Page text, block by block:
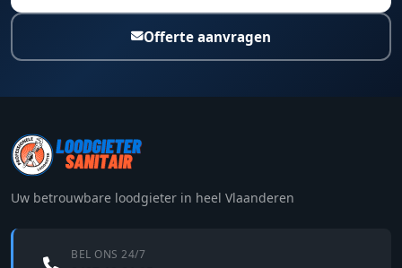
Offerte aanvragen
Uw betrouwbare loodgieter in heel Vlaanderen
BEL ONS 24/7